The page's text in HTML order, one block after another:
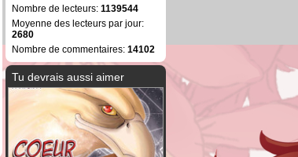
Nombre de lecteurs: 1139544
Moyenne des lecteurs par jour:
2680
Nombre de commentaires: 14102
Tu devrais aussi aimer